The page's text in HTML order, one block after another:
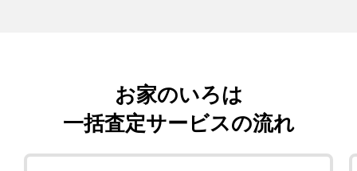
お家のいろは
一括査定サービスの流れ